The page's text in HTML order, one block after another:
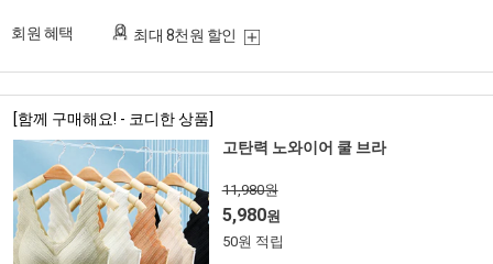
회원 혜택 최대 8천원 할인
[함께 구매해요! - 코디한 상품]
고탄력 노와이어 쿨 브라
11,980원
5,980원
50원 적립